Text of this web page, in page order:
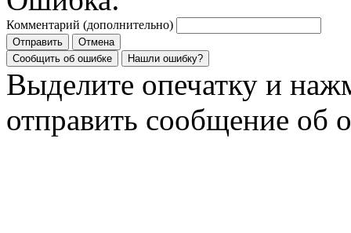
Комментарий (дополнительно)
Отправить
Отмена
Сообщить об ошибке
Нашли ошибку?
Выделите опечатку и
отправить сообщение об